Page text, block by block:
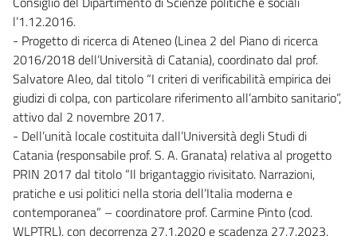
l’1.12.2016.
- Progetto di ricerca di Ateneo (Linea 2 del Piano di ricerca
2016/2018 dell’Università di Catania), coordinato dal prof.
Salvatore Aleo, dal titolo “I criteri di verificabilità empirica dei
giudizi di colpa, con particolare riferimento all’ambito sanitario”,
attivo dal 2 novembre 2017.
- Dell’unità locale costituita dall’Università degli Studi di
Catania (responsabile prof. S. A. Granata) relativa al progetto
PRIN 2017 dal titolo “Il brigantaggio rivisitato. Narrazioni,
pratiche e usi politici nella storia dell’Italia moderna e
contemporanea” – coordinatore prof. Carmine Pinto (cod.
WLPTRL), con decorrenza 27.1.2020 e scadenza 27.7.2023.